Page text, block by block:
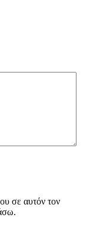
σε αυτόν τον